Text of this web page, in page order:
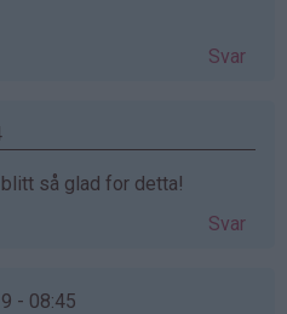
Svar
så glad for detta!
Svar
- 08:45